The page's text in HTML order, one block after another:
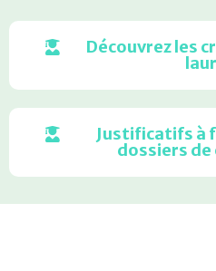
Découvrez les
Justificatifs à
dossiers